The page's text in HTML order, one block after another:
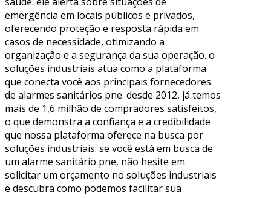
emergência em locais públicos e privados,
oferecendo proteção e resposta rápida em
casos de necessidade, otimizando a
organização e a segurança da sua operação. o
soluções industriais atua como a plataforma
que conecta você aos principais fornecedores
de alarmes sanitários pne. desde 2012, já temos
mais de 1,6 milhão de compradores satisfeitos,
o que demonstra a confiança e a credibilidade
que nossa plataforma oferece na busca por
soluções industriais. se você está em busca de
um alarme sanitário pne, não hesite em
solicitar um orçamento no soluções industriais
e descubra como podemos facilitar sua